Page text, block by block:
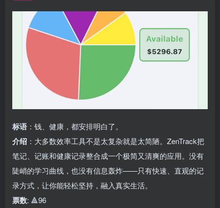
标语 ：钱、健康，都安排明白了。
介绍 ：大多数效率工具不是太复杂就是太简陋。ZenTrack把
笔记、记账和健康记录整合成一个极简又清爽的应用。没有
陡峭的学习曲线，也没有信息轰炸——只有快速、直观的记
录方式，让你能轻松坚持，融入真实生活。
票数: 🔺96